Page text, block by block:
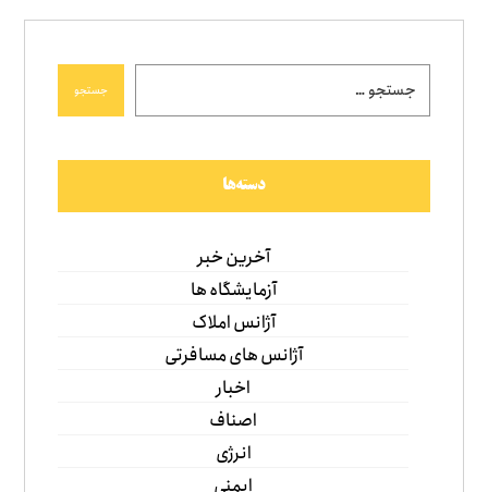
جستجو
دسته‌ها
آخرین خبر
آزمایشگاه ها
آژانس املاک
آژانس های مسافرتی
اخبار
اصناف
انرژی
ایمنی